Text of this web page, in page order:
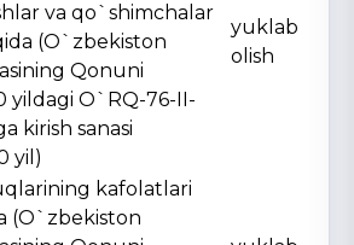
va qo`shimchalar
(O`zbekiston
Qonuni
yildagi O`RQ-76-II-
kirish sanasi
yil)
yuklab
olish
kafolatlari
(O`zbekiston